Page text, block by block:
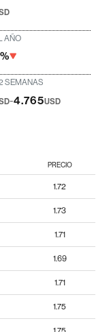
AÑO
SEMANAS
-4.765USD
PRECIO
1.72
1.73
1.71
1.69
1.71
1.75